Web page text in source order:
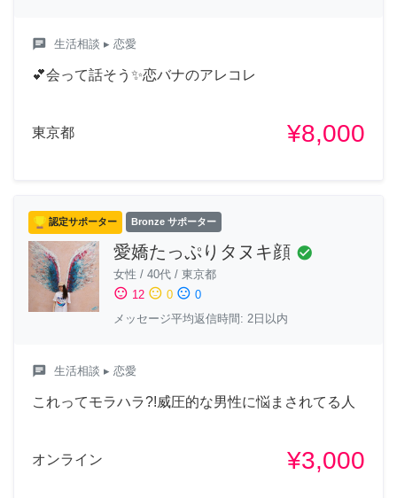
chat 生活相談 ▸ 恋愛
💕会って話そう✨恋バナのアレコレ
東京都 ¥8,000
認定サポーター Bronze サポーター
愛嬌たっぷりタヌキ顔 check_circle
女性 / 40代 / 東京都
sentiment_satisfied 12 sentiment_neutral 0 sentiment_dissatisfied 0
メッセージ平均返信時間: 2日以内
chat 生活相談 ▸ 恋愛
これってモラハラ?!威圧的な男性に悩まされてる人
オンライン ¥3,000